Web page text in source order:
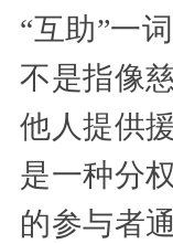
“互助”一
不是指像
他人提供
是一种分
的参与者